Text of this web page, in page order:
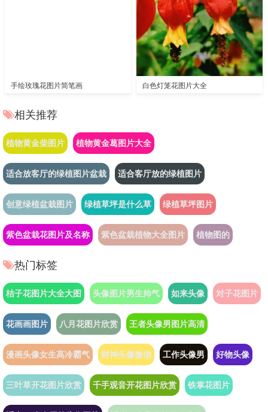
手绘玫瑰花图片简笔画 白色灯笼花图片大全
相关推荐
植物黄金柴图片 植物黄金葛图片大全
适合放客厅的绿植图片盆栽 适合客厅放的绿植图片
创意绿植盆栽图片 绿植草坪是什么草 绿植草坪图片
紫色盆栽花图片及名称 紫色盆栽植物大全图片 植物图的
热门标签
桔子花图片大全大图 头像图片男生帅气 如来头像 对子花图片
花画画图片 八月花图片欣赏 王者头像男图片高清
漫画头像女生高冷霸气 财神头像微信 工作头像男 好物头像
三叶草开花图片欣赏 千手观音开花图片欣赏 铁掌花图片